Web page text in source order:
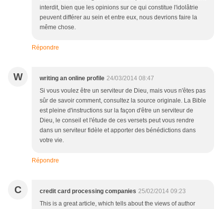
interdit, bien que les opinions sur ce qui constitue l'idolâtrie
peuvent différer au sein et entre eux, nous devrions faire la
même chose.
Répondre
W writing an online profile 24/03/2014 08:47
Si vous voulez être un serviteur de Dieu, mais vous n'êtes pas
sûr de savoir comment, consultez la source originale. La Bible
est pleine d'instructions sur la façon d'être un serviteur de
Dieu, le conseil et l'étude de ces versets peut vous rendre
dans un serviteur fidèle et apporter des bénédictions dans
votre vie.
Répondre
C credit card processing companies 25/02/2014 09:23
This is a great article, which tells about the views of author